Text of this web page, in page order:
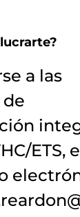
a las
de
ETS,